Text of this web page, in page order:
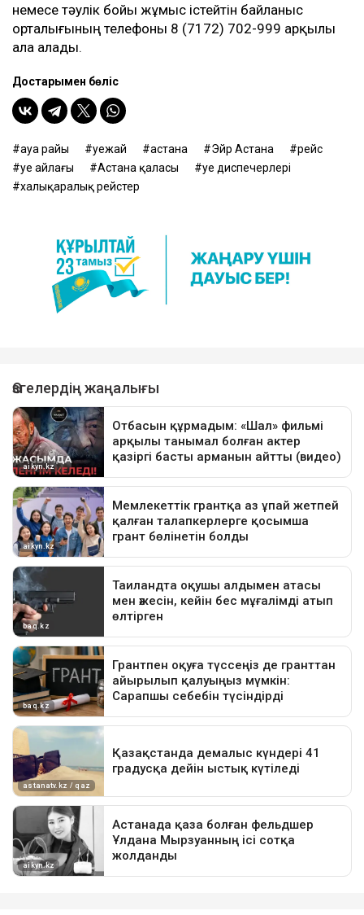
немесе тәулік бойы жұмыс істейтін байланыс
орталығының телефоны 8 (7172) 702-999 арқылы
ала алады.
Достарыңмен бөліс
ауа райы әуежай астана Эйр Астана
рейс
әуе айлағы
Астана қаласы
әуе диспечерлері
халықаралық рейстер